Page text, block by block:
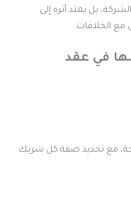
بل يمتد أثره إلى
في عقد
تحديد صفة كل شريك